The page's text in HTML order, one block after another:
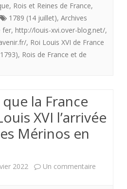
, Rois et Reines de France,
1789 (14 juillet), Archives
fer, http://louis-xvi.over-blog.net/,
, Roi Louis XVI de France
, Rois de France et de
la France
XVI l’arrivée
Mérinos en
2022 Un commentaire